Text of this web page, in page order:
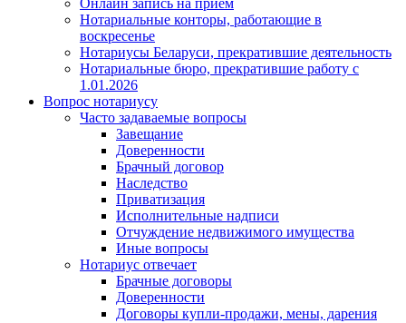
Нотариальные конторы, работающие в
воскресенье
Нотариусы Беларуси, прекратившие деятельность
Нотариальные бюро, прекратившие работу с
1.01.2026
Вопрос нотариусу
Часто задаваемые вопросы
Завещание
Доверенности
Брачный договор
Наследство
Приватизация
Исполнительные надписи
Отчуждение недвижимого имущества
Иные вопросы
Нотариус отвечает
Брачные договоры
Доверенности
Договоры купли-продажи, мены, дарения